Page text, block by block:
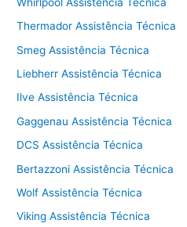
Thermador Assistência Técnica
Smeg Assistência Técnica
Liebherr Assistência Técnica
Ilve Assistência Técnica
Gaggenau Assistência Técnica
DCS Assistência Técnica
Bertazzoni Assistência Técnica
Wolf Assistência Técnica
Viking Assistência Técnica